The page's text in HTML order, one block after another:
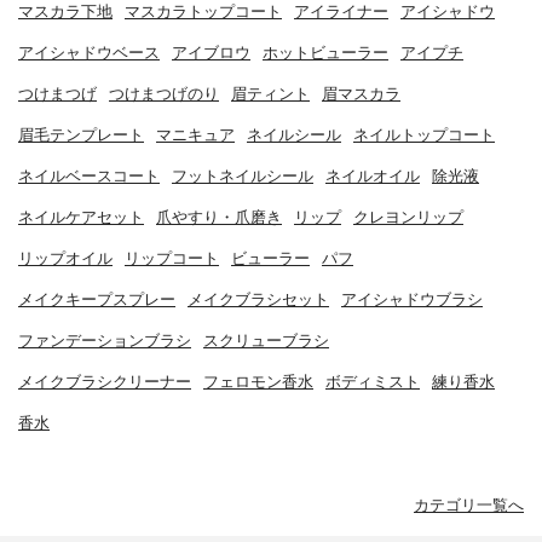
マスカラ下地 マスカラトップコート アイライナー アイシャドウ
アイシャドウベース アイブロウ ホットビューラー アイプチ
つけまつげ つけまつげのり 眉ティント 眉マスカラ
眉毛テンプレート マニキュア ネイルシール ネイルトップコート
ネイルベースコート フットネイルシール ネイルオイル 除光液
ネイルケアセット 爪やすり・爪磨き リップ クレヨンリップ
リップオイル リップコート ビューラー パフ
メイクキープスプレー メイクブラシセット アイシャドウブラシ
ファンデーションブラシ スクリューブラシ
メイクブラシクリーナー フェロモン香水 ボディミスト 練り香水
香水
カテゴリ一覧へ